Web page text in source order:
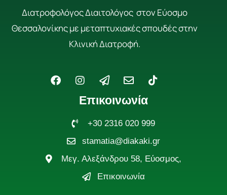
Διατροφολόγος Διαιτολόγος στον Εύοσμο
Θεσσαλονίκης με μεταπτυχιακές σπουδές στην
Κλινική Διατροφή.
F
a
I
n
s
t
a
m
P
a
p
e
-
p
l
a
n
e
E
n
v
e
o
p
e
T
i
k
Επικοινωνία
+30 2316 020 999
stamatia@diakaki.gr
Μεγ. Αλεξάνδρου 58, Εύοσμος,
Επικοινωνία